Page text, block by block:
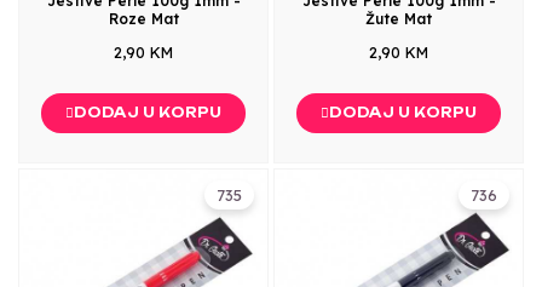
Roze Mat
2,90 KM
DODAJ U KORPU
Žute Mat
2,90 KM
DODAJ U KORPU
735 736